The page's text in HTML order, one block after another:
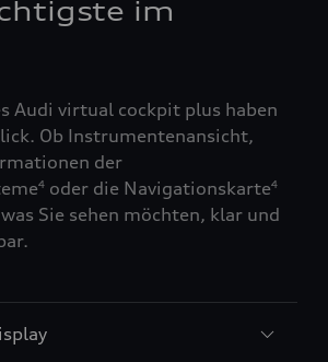
im
Audi virtual cockpit plus haben
Ob Instrumentenansicht,
der
4 oder die Navigationskarte4
Sie sehen möchten, klar und